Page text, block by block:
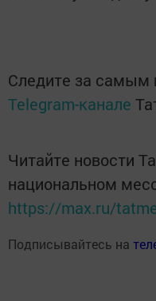
Следите за
Telegram-канале
Читайте новости
национальном
https://max.ru/
Подписывайтесь на